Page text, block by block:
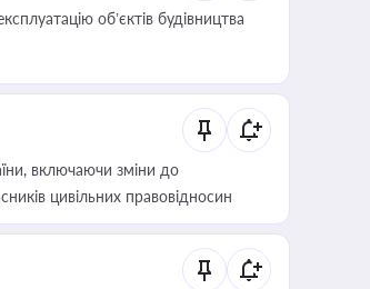
об’єктів будівництва
включаючи зміни до
цивільних правовідносин